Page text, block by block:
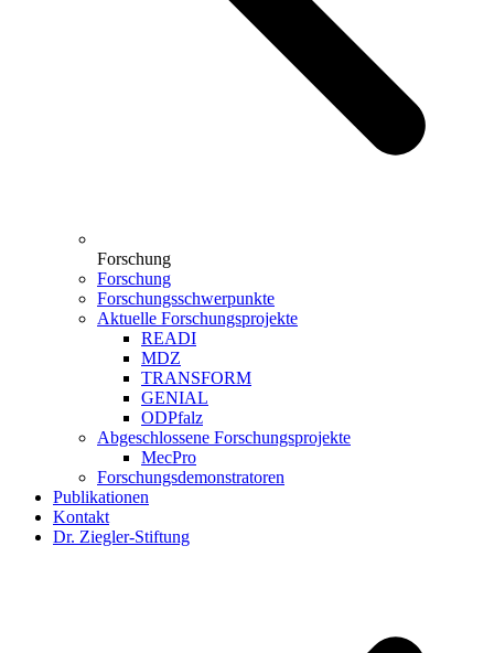
Forschung
Forschung
Forschungsschwerpunkte
Aktuelle Forschungsprojekte
READI
MDZ
TRANSFORM
GENIAL
ODPfalz
Abgeschlossene Forschungsprojekte
MecPro
Forschungsdemonstratoren
Publikationen
Kontakt
Dr. Ziegler-Stiftung